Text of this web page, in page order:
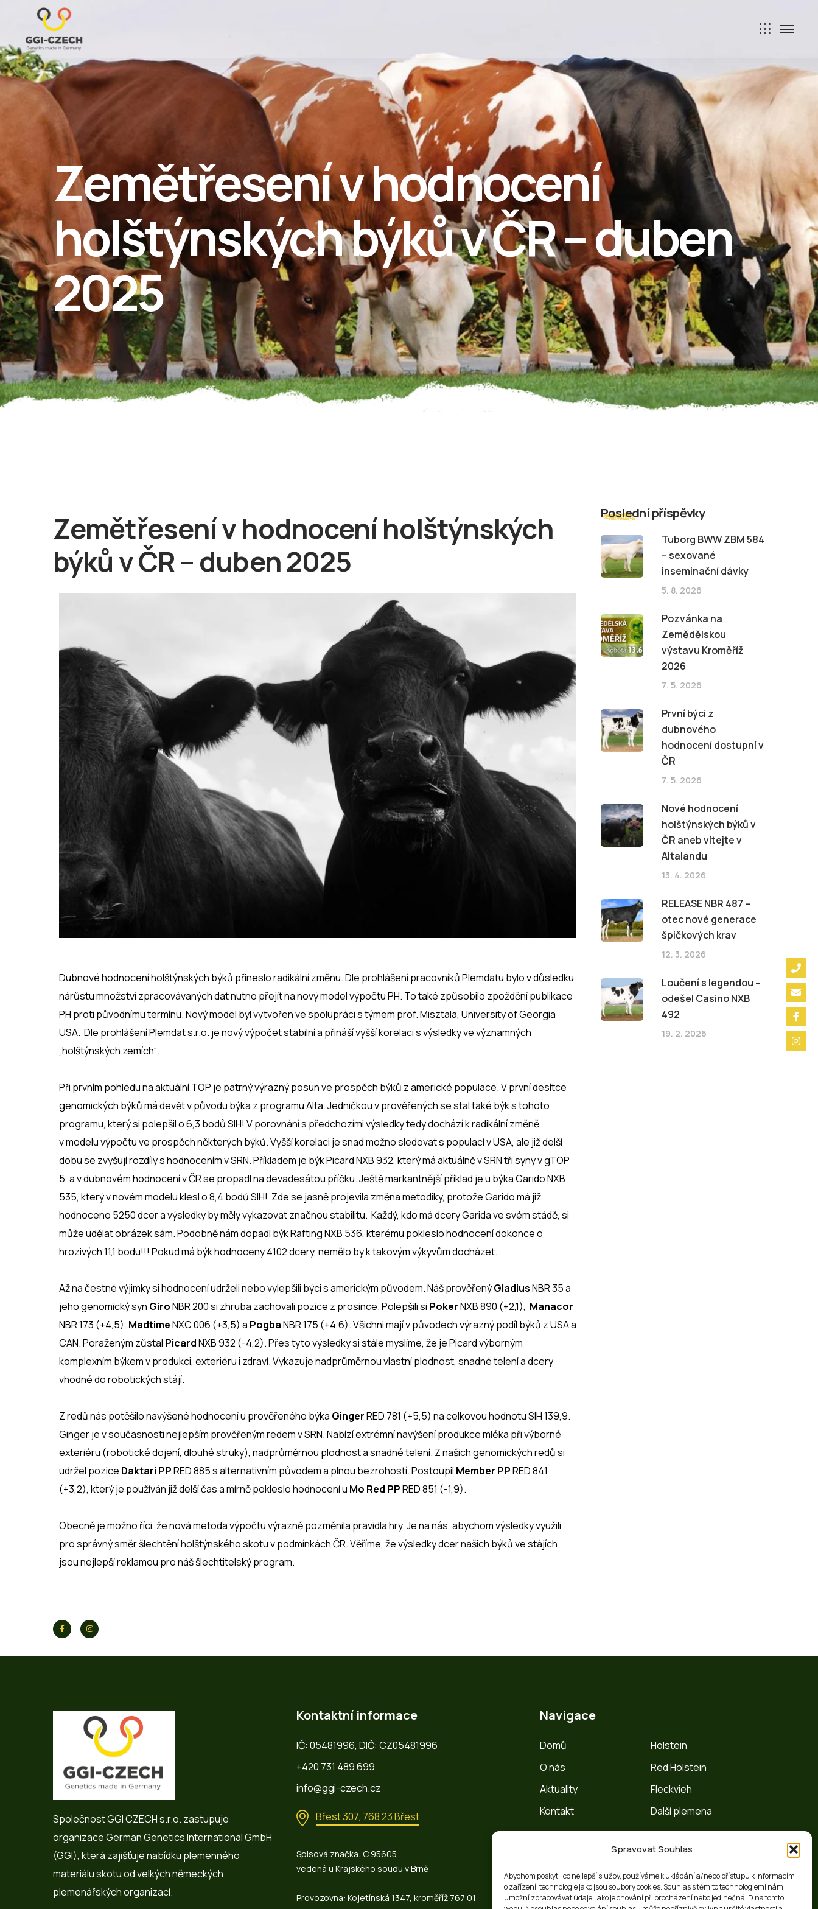
Spravovat Souhlas
Abychom poskytli co nejlepší služby, používáme k ukládání a/nebo přístupu k informacím
o zařízení, technologie jako jsou soubory cookies. Souhlas s těmito technologiemi nám
umožní zpracovávat údaje, jako je chování při procházení nebo jedinečná ID na tomto
Zemětřesení v hodnocení
holštýnských býků v ČR – duben
2025
Zemětřesení v hodnocení holštýnských
býků v ČR – duben 2025
Dubnové hodnocení holštýnských býků přineslo radikální změnu. Dle prohlášení pracovníků Plemdatu bylo v důsledku
nárůstu množství zpracovávaných dat nutno přejít na nový model výpočtu PH. To také způsobilo zpoždění publikace
PH proti původnímu termínu. Nový model byl vytvořen ve spolupráci s týmem prof. Misztala, University of Georgia
USA. Dle prohlášení Plemdat s.r.o. je nový výpočet stabilní a přináší vyšší korelaci s výsledky ve významných
„holštýnských zemích“.
Při prvním pohledu na aktuální TOP je patrný výrazný posun ve prospěch býků z americké populace. V první desítce
genomických býků má devět v původu býka z programu Alta. Jedničkou v prověřených se stal také býk s tohoto
programu, který si polepšil o 6,3 bodů SIH! V porovnání s předchozími výsledky tedy dochází k radikální změně
v modelu výpočtu ve prospěch některých býků. Vyšší korelaci je snad možno sledovat s populací v USA, ale již delší
dobu se zvyšují rozdíly s hodnocením v SRN. Příkladem je býk Picard NXB 932, který má aktuálně v SRN tři syny v gTOP
5, a v dubnovém hodnocení v ČR se propadl na devadesátou příčku. Ještě markantnější příklad je u býka Garido NXB
535, který v novém modelu klesl o 8,4 bodů SIH! Zde se jasně projevila změna metodiky, protože Garido má již
hodnoceno 5250 dcer a výsledky by měly vykazovat značnou stabilitu. Každý, kdo má dcery Garida ve svém stádě, si
může udělat obrázek sám. Podobně nám dopadl býk Rafting NXB 536, kterému pokleslo hodnocení dokonce o
hrozivých 11,1 bodu!!! Pokud má býk hodnoceny 4102 dcery, nemělo by k takovým výkyvům docházet.
Až na čestné výjimky si hodnocení udrželi nebo vylepšili býci s americkým původem. Náš prověřenýGladiusNBR 35 a
jeho genomický syn GiroNBR 200 si zhruba zachovali pozice z prosince. Polepšili si PokerNXB 890 (+2,1), Manacor
NBR 173 (+4,5), MadtimeNXC 006 (+3,5) a PogbaNBR 175 (+4,6). Všichni mají v původech výrazný podíl býků z USA a
CAN. Poraženým zůstal PicardNXB 932 (-4,2). Přes tyto výsledky si stále myslíme, že je Picard výborným
komplexním býkem v produkci, exteriéru i zdraví. Vykazuje nadprůměrnou vlastní plodnost, snadné telení a dcery
vhodné do robotických stájí.
Z redů nás potěšilo navýšené hodnocení u prověřeného býka GingerRED 781 (+5,5) na celkovou hodnotu SIH 139,9.
Ginger je v současnosti nejlepším prověřeným redem v SRN. Nabízí extrémní navýšení produkce mléka při výborné
exteriéru (robotické dojení, dlouhé struky), nadprůměrnou plodnost a snadné telení. Z našich genomických redů si
udržel pozice Daktari PPRED 885 s alternativním původem a plnou bezrohostí. Postoupil Member PPRED 841
(+3,2), který je používán již delší čas a mírně pokleslo hodnocení u Mo Red PPRED 851 (-1,9).
Obecně je možno říci, že nová metoda výpočtu výrazně pozměnila pravidla hry. Je na nás, abychom výsledky využili
pro správný směr šlechtění holštýnského skotu v podmínkách ČR. Věříme, že výsledky dcer našich býků ve stájích
jsou nejlepší reklamou pro náš šlechtitelský program.
Poslední příspěvky
Tuborg BWW ZBM 584
– sexované
inseminační dávky
5. 8. 2026
Pozvánka na
Zemědělskou
výstavu Kroměříž
2026
7. 5. 2026
První býci z
dubnového
hodnocení dostupní v
ČR
7. 5. 2026
Nové hodnocení
holštýnských býků v
ČR aneb vítejte v
Altalandu
13. 4. 2026
RELEASE NBR 487 –
otec nové generace
špičkových krav
12. 3. 2026
Loučení s legendou –
odešel Casino NXB
492
19. 2. 2026
Společnost GGI CZECH s.r.o. zastupuje
organizace German Genetics International GmbH
(GGI), která zajišťuje nabídku plemenného
materiálu skotu od velkých německých
plemenářských organizací.
Kontaktní informace
IČ: 05481996, DIČ: CZ05481996
+420 731 489 699
info@ggi-czech.cz
Břest 307, 768 23 Břest
Spisová značka: C 95605
vedená u Krajského soudu v Brně
Provozovna: Kojetínská 1347, kroměříž 767 01
Navigace
Domů
O nás
Aktuality
Kontakt
Holstein
Red Holstein
Fleckvieh
Další plemena